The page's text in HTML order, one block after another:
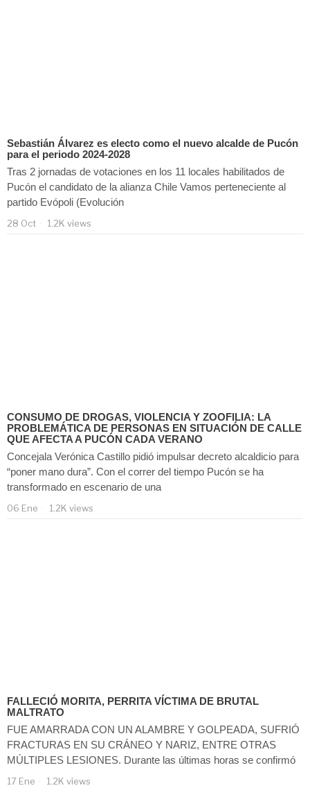
Sebastián Álvarez es electo como el nuevo alcalde de Pucón
para el periodo 2024-2028
Tras 2 jornadas de votaciones en los 11 locales habilitados de
Pucón el candidato de la alianza Chile Vamos perteneciente al
partido Evópoli (Evolución
28 Oct 1.2K views
CONSUMO DE DROGAS, VIOLENCIA Y ZOOFILIA: LA
PROBLEMÁTICA DE PERSONAS EN SITUACIÓN DE CALLE
QUE AFECTA A PUCÓN CADA VERANO
Concejala Verónica Castillo pidió impulsar decreto alcaldicio para
“poner mano dura”. Con el correr del tiempo Pucón se ha
transformado en escenario de una
06 Ene 1.2K views
FALLECIÓ MORITA, PERRITA VÍCTIMA DE BRUTAL
MALTRATO
FUE AMARRADA CON UN ALAMBRE Y GOLPEADA, SUFRIÓ
FRACTURAS EN SU CRÁNEO Y NARIZ, ENTRE OTRAS
MÚLTIPLES LESIONES. Durante las últimas horas se confirmó
17 Ene 1.2K views